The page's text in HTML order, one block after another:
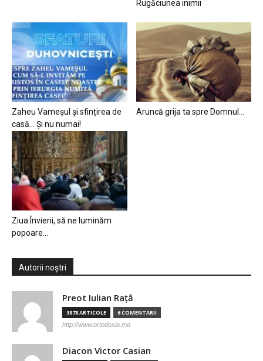
Rugăciunea inimii
Zaheu Vameșul și sfințirea de
casă… Și nu numai!
Aruncă grija ta spre Domnul…
Ziua Învierii, să ne luminăm
popoare…
Autorii noștri
Preot Iulian Raţă
3878 ARTICOLE 6 COMENTARII
http://www.ortodoxia.md
Diacon Victor Casian